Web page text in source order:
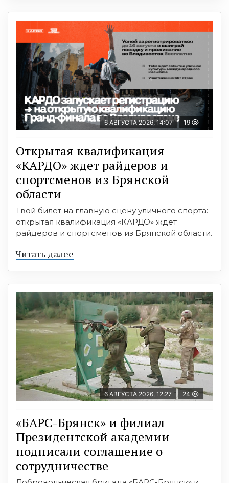
6 АВГУСТА 2026, 14:07 19
Открытая квалификация
«КАРДО» ждет райдеров и
спортсменов из Брянской
области
Твой билет на главную сцену уличного спорта:
открытая квалификация «КАРДО» ждет
райдеров и спортсменов из Брянской области.
Читать далее
6 АВГУСТА 2026, 12:27 24
«БАРС-Брянск» и филиал
Президентской академии
подписали соглашение о
сотрудничестве